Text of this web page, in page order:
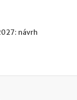
návrh